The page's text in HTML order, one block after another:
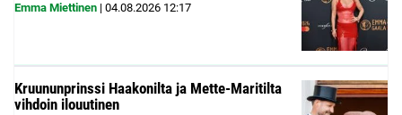
Emma Miettinen | 04.08.2026 12:17
Kruununprinssi Haakonilta ja Mette-Maritilta
vihdoin ilouutinen